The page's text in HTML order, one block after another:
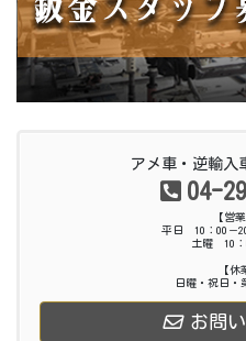
アメ車・逆輸
04-
【営
平日 10：00－
土曜 10：
【休
日曜・祝日・
お問い